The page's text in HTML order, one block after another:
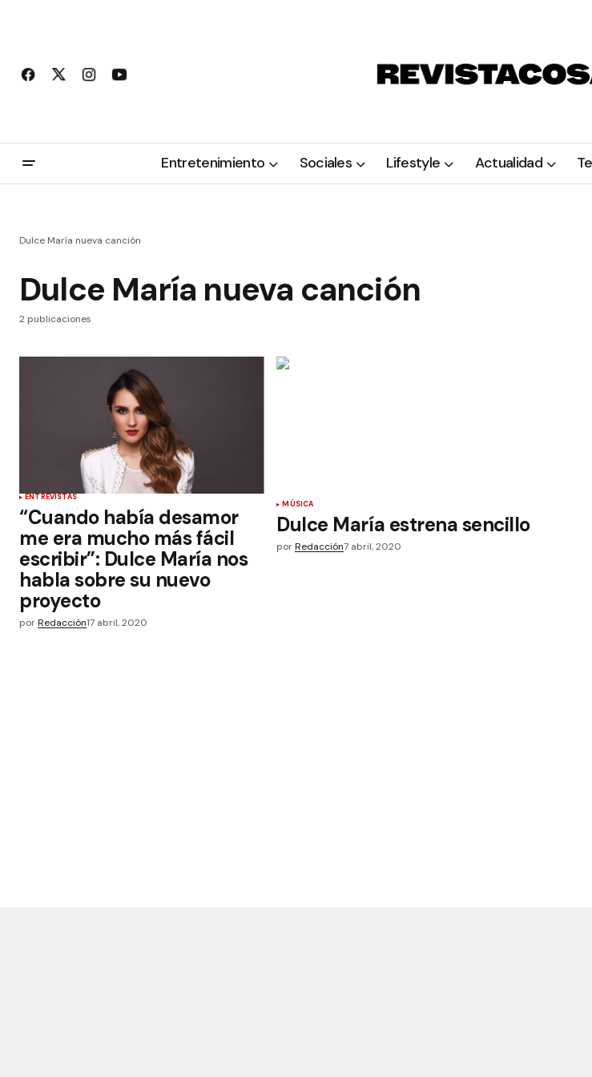
Entretenimiento Sociales Lifestyle Actualidad
Dulce María nueva canción
Dulce María nueva canción
2 publicaciones
ENTREVISTAS
“Cuando había desamor
me era mucho más fácil
escribir”: Dulce María nos
habla sobre su nuevo
proyecto
porRedacción17 abril, 2020
MÚSICA
Dulce María estrena sencillo
por Redacción7 abril, 2020